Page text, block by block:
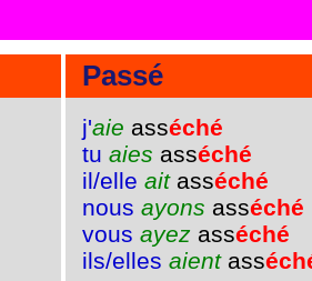
Passé
j'aie asséché
tu aies asséché
il/elle aitasséché
nous ayons asséché
vous ayez asséché
ils/elles aientass